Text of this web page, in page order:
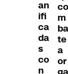
an
ifi
ca
da
s
co
n
co
m
ba
te
a
or